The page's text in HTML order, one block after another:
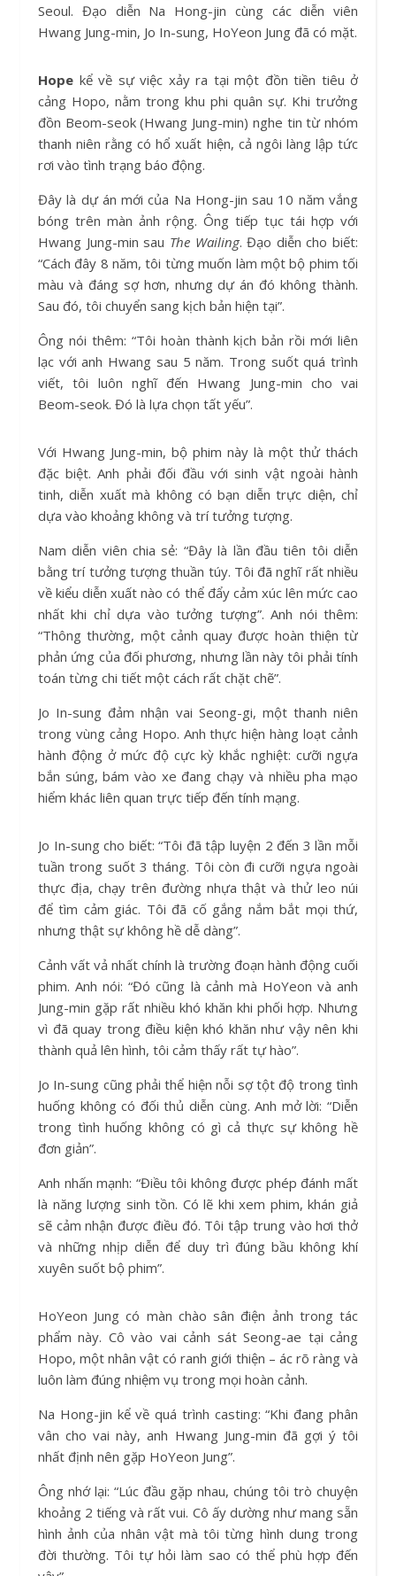
Seoul. Đạo diễn Na Hong-jin cùng các diễn viên
Hwang Jung-min, Jo In-sung, HoYeon Jung đã có mặt.
Hope kể về sự việc xảy ra tại một đồn tiền tiêu ở
cảng Hopo, nằm trong khu phi quân sự. Khi trưởng
đồn Beom-seok (Hwang Jung-min) nghe tin từ nhóm
thanh niên rằng có hổ xuất hiện, cả ngôi làng lập tức
rơi vào tình trạng báo động.
Đây là dự án mới của Na Hong-jin sau 10 năm vắng
bóng trên màn ảnh rộng. Ông tiếp tục tái hợp với
Hwang Jung-min sau The Wailing. Đạo diễn cho biết:
“Cách đây 8 năm, tôi từng muốn làm một bộ phim tối
màu và đáng sợ hơn, nhưng dự án đó không thành.
Sau đó, tôi chuyển sang kịch bản hiện tại”.
Ông nói thêm: “Tôi hoàn thành kịch bản rồi mới liên
lạc với anh Hwang sau 5 năm. Trong suốt quá trình
viết, tôi luôn nghĩ đến Hwang Jung-min cho vai
Beom-seok. Đó là lựa chọn tất yếu”.
Với Hwang Jung-min, bộ phim này là một thử thách
đặc biệt. Anh phải đối đầu với sinh vật ngoài hành
tinh, diễn xuất mà không có bạn diễn trực diện, chỉ
dựa vào khoảng không và trí tưởng tượng.
Nam diễn viên chia sẻ: “Đây là lần đầu tiên tôi diễn
bằng trí tưởng tượng thuần túy. Tôi đã nghĩ rất nhiều
về kiểu diễn xuất nào có thể đẩy cảm xúc lên mức cao
nhất khi chỉ dựa vào tưởng tượng”. Anh nói thêm:
“Thông thường, một cảnh quay được hoàn thiện từ
phản ứng của đối phương, nhưng lần này tôi phải tính
toán từng chi tiết một cách rất chặt chẽ”.
Jo In-sung đảm nhận vai Seong-gi, một thanh niên
trong vùng cảng Hopo. Anh thực hiện hàng loạt cảnh
hành động ở mức độ cực kỳ khắc nghiệt: cưỡi ngựa
bắn súng, bám vào xe đang chạy và nhiều pha mạo
hiểm khác liên quan trực tiếp đến tính mạng.
Jo In-sung cho biết: “Tôi đã tập luyện 2 đến 3 lần mỗi
tuần trong suốt 3 tháng. Tôi còn đi cưỡi ngựa ngoài
thực địa, chạy trên đường nhựa thật và thử leo núi
để tìm cảm giác. Tôi đã cố gắng nắm bắt mọi thứ,
nhưng thật sự không hề dễ dàng”.
Cảnh vất vả nhất chính là trường đoạn hành động cuối
phim. Anh nói: “Đó cũng là cảnh mà HoYeon và anh
Jung-min gặp rất nhiều khó khăn khi phối hợp. Nhưng
vì đã quay trong điều kiện khó khăn như vậy nên khi
thành quả lên hình, tôi cảm thấy rất tự hào”.
Jo In-sung cũng phải thể hiện nỗi sợ tột độ trong tình
huống không có đối thủ diễn cùng. Anh mở lời: “Diễn
trong tình huống không có gì cả thực sự không hề
đơn giản”.
Anh nhấn mạnh: “Điều tôi không được phép đánh mất
là năng lượng sinh tồn. Có lẽ khi xem phim, khán giả
sẽ cảm nhận được điều đó. Tôi tập trung vào hơi thở
và những nhịp diễn để duy trì đúng bầu không khí
xuyên suốt bộ phim”.
HoYeon Jung có màn chào sân điện ảnh trong tác
phẩm này. Cô vào vai cảnh sát Seong-ae tại cảng
Hopo, một nhân vật có ranh giới thiện – ác rõ ràng và
luôn làm đúng nhiệm vụ trong mọi hoàn cảnh.
Na Hong-jin kể về quá trình casting: “Khi đang phân
vân cho vai này, anh Hwang Jung-min đã gợi ý tôi
nhất định nên gặp HoYeon Jung”.
Ông nhớ lại: “Lúc đầu gặp nhau, chúng tôi trò chuyện
khoảng 2 tiếng và rất vui. Cô ấy dường như mang sẵn
hình ảnh của nhân vật mà tôi từng hình dung trong
đời thường. Tôi tự hỏi làm sao có thể phù hợp đến